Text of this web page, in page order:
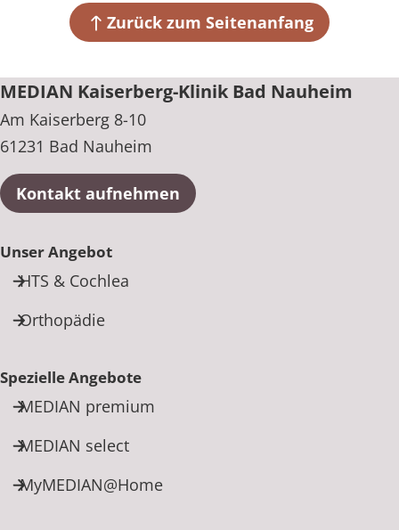
61231 Bad NauheimZurück zum Seitenanfang
MEDIAN Kaiserberg-Klinik Bad Nauheim
Am Kaiserberg 8-10
61231 Bad Nauheim
Kontakt aufnehmen
Unser Angebot
HTS & Cochlea
Orthopädie
Spezielle Angebote
MEDIAN premium
MEDIAN select
MyMEDIAN@Home